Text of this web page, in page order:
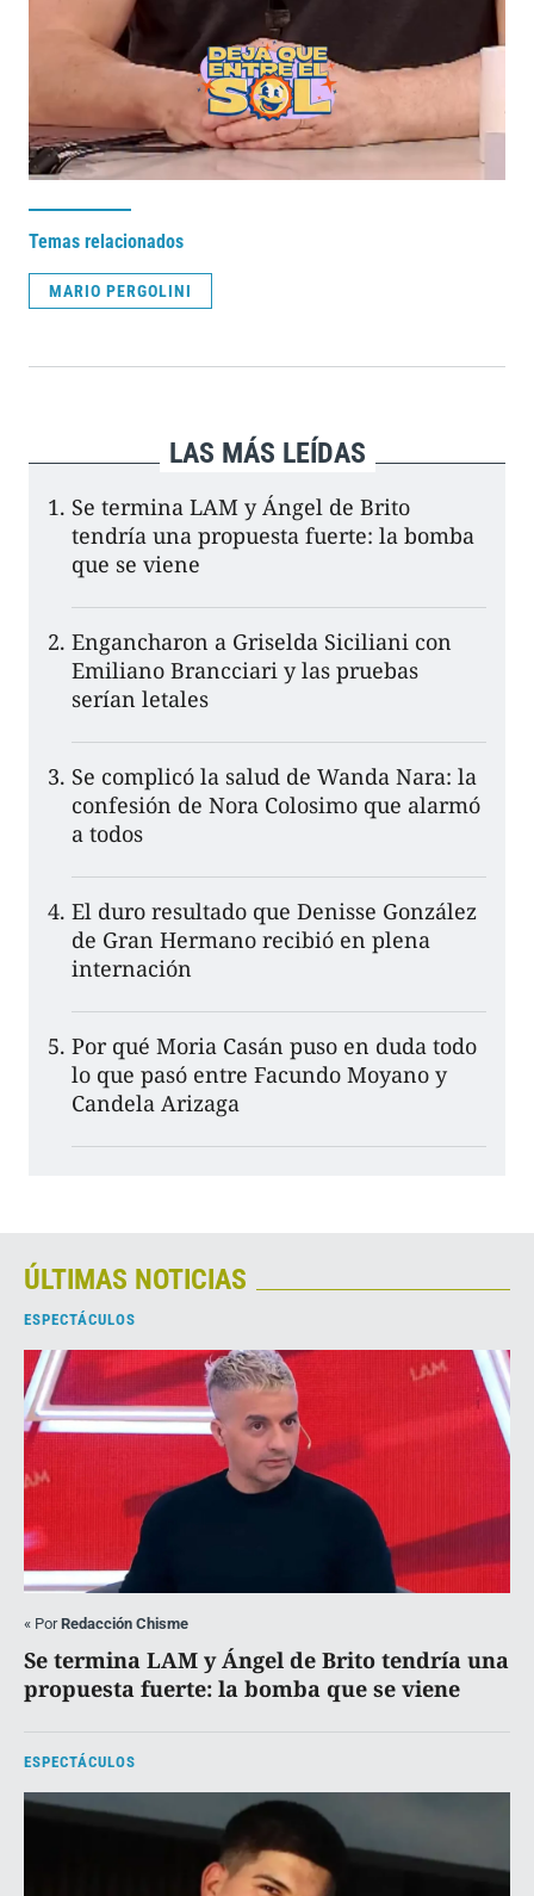
Temas relacionados
MARIO PERGOLINI
LAS MÁS LEÍDAS
Se termina LAM y Ángel de Brito
tendría una propuesta fuerte: la bomba
que se viene
Engancharon a Griselda Siciliani con
Emiliano Brancciari y las pruebas
serían letales
Se complicó la salud de Wanda Nara: la
confesión de Nora Colosimo que alarmó
a todos
El duro resultado que Denisse González
de Gran Hermano recibió en plena
internación
Por qué Moria Casán puso en duda todo
lo que pasó entre Facundo Moyano y
Candela Arizaga
ÚLTIMAS NOTICIAS
ESPECTÁCULOS
« PorRedacción Chisme
Se termina LAM y Ángel de Brito tendría una
propuesta fuerte: la bomba que se viene
ESPECTÁCULOS